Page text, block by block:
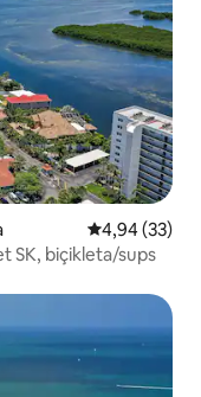
Vlerësimi
4,94 (33)
SK, biçikleta/sups